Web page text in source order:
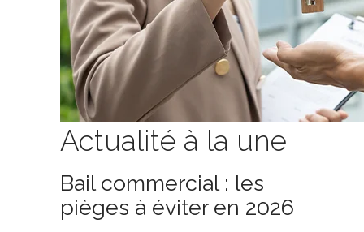
Actualité à la une
Bail commercial : les
pièges à éviter en 2026